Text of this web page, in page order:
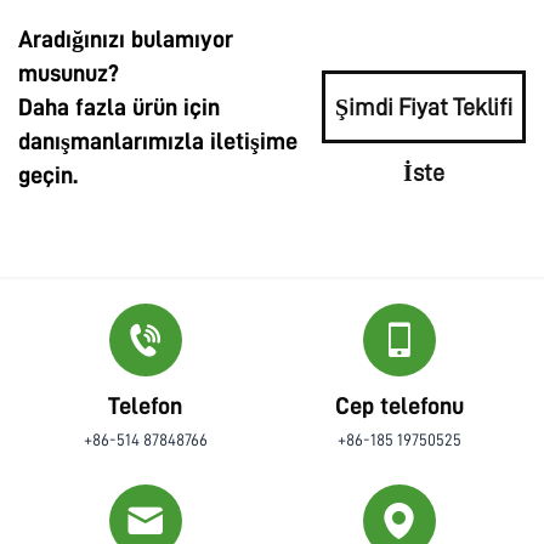
Aradığınızı bulamıyor
musunuz?
Daha fazla ürün için
danışmanlarımızla iletişime
geçin.
Şimdi Fiyat Teklifi
İste
Telefon
+86-514 87848766
Cep telefonu
+86-185 19750525